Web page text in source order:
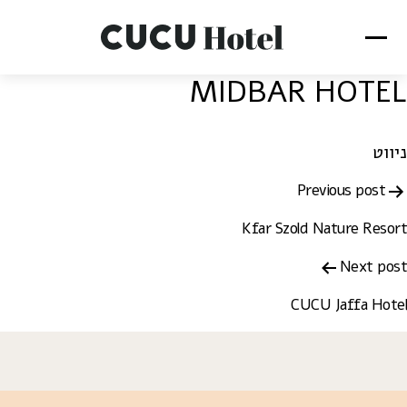
MIDBAR HOTEL
ניווט
Previous post
Kfar Szold Nature Resort
Next post
CUCU Jaffa Hotel